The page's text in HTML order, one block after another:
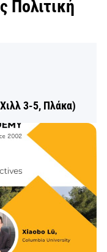
Πολιτική
3-5, Πλάκα)